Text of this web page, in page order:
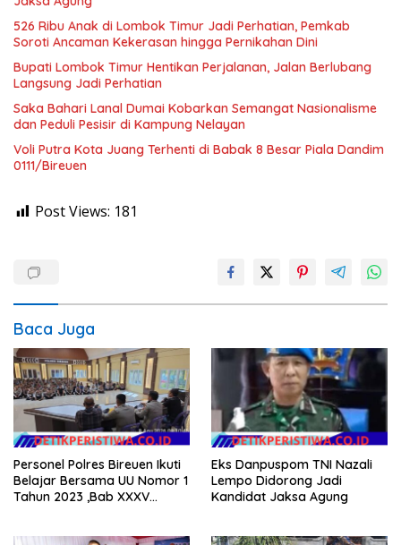
526 Ribu Anak di Lombok Timur Jadi Perhatian, Pemkab
Soroti Ancaman Kekerasan hingga Pernikahan Dini
Bupati Lombok Timur Hentikan Perjalanan, Jalan Berlubang
Langsung Jadi Perhatian
Saka Bahari Lanal Dumai Kobarkan Semangat Nasionalisme
dan Peduli Pesisir di Kampung Nelayan
Voli Putra Kota Juang Terhenti di Babak 8 Besar Piala Dandim
0111/Bireuen
Post Views: 181
Baca Juga
Personel Polres Bireuen Ikuti
Belajar Bersama UU Nomor 1
Tahun 2023 ,Bab XXXV
Eks Danpuspom TNI Nazali
Lempo Didorong Jadi
Kandidat Jaksa Agung